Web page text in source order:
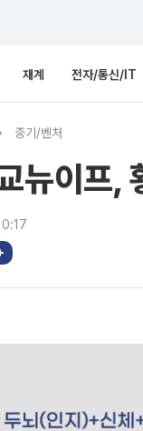
재계 전자/통신/IT
중기/벤처
뉴이프,